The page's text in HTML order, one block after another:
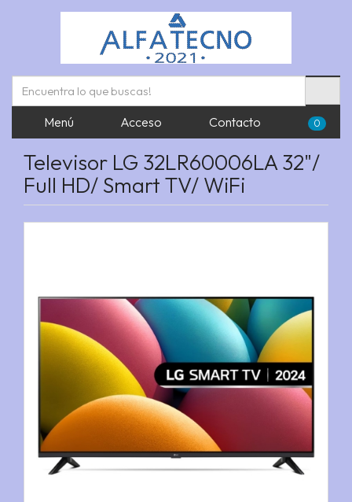
Menú Acceso Contacto 0
Televisor LG 32LR60006LA 32"/
Full HD/ Smart TV/ WiFi